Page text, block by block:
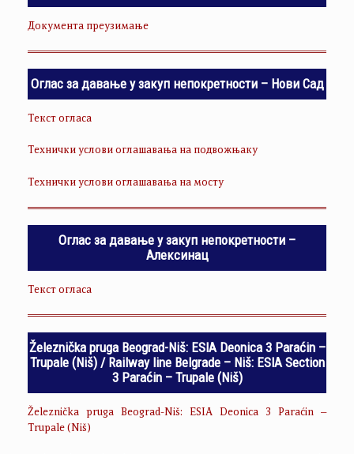
Документа преузимање
Оглас за давање у закуп непокретности – Нови Сад
Текст огласа
Технички услови оглашавања на подвожњаку
Технички услови оглашавања на мосту
Оглас за давање у закуп непокретности –
Алексинац
Текст огласа
Železnička pruga Beograd-Niš: ESIA Deonica 3 Paraćin –
Trupale (Niš) / Railway line Belgrade – Niš: ESIA Section
3 Paraćin – Trupale (Niš)
Železnička pruga Beograd-Niš: ESIA Deonica 3 Paraćin –
Trupale (Niš)